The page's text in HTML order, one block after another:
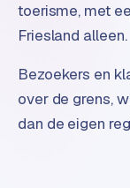
r
k
t
p
l
toerisme, met
Friesland alleen.
Bezoekers en
over de grens,
dan de eigen